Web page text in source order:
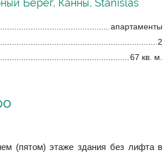
Берег, Канны, Stanislas
апартаменты
2
67 кв. м.
(пятом) этаже здания без лифта в